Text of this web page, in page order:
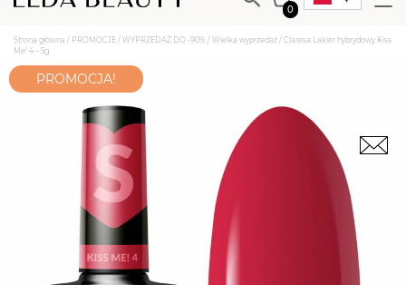
0
Strona główna / PROMOCJE / WYPRZEDAŻ DO -90% / Wielka wyprzedaż / Claresa Lakier hybrydowy Kiss
Me! 4 – 5g
PROMOCJA!